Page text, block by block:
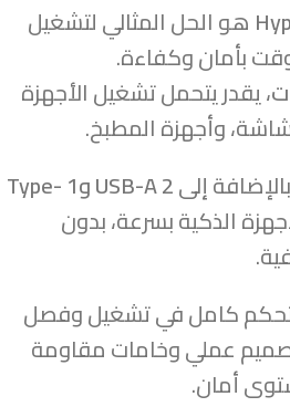
هو الحل المثالي لتشغيل
بأمان وكفاءة.
، يقدر يتحمل تشغيل الأجهزة
وأجهزة المطبخ.
بالإضافة إلى
2 USB-A و1 Type-
الذكية بسرعة، بدون
تحكم كامل في تشغيل وفصل
عملي وخامات مقاومة
أمان.